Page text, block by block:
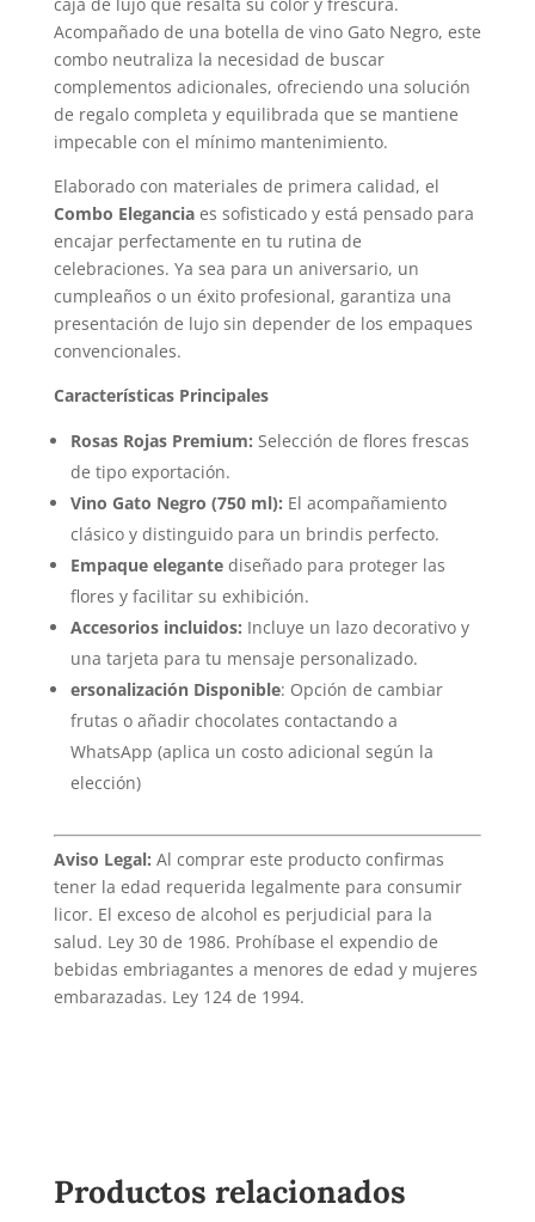
caja de lujo que resalta su color y frescura.
Acompañado de una botella de vino Gato Negro, este
combo neutraliza la necesidad de buscar
complementos adicionales, ofreciendo una solución
de regalo completa y equilibrada que se mantiene
impecable con el mínimo mantenimiento.
Elaborado con materiales de primera calidad, el
Combo Eleganciaes sofisticado y está pensado para
encajar perfectamente en tu rutina de
celebraciones. Ya sea para un aniversario, un
cumpleaños o un éxito profesional, garantiza una
presentación de lujo sin depender de los empaques
convencionales.
Características Principales
Rosas Rojas Premium: Selección de flores frescas
de tipo exportación.
Vino Gato Negro (750 ml): El acompañamiento
clásico y distinguido para un brindis perfecto.
Empaque elegantediseñado para proteger las
flores y facilitar su exhibición.
Accesorios incluidos: Incluye un lazo decorativo y
una tarjeta para tu mensaje personalizado.
ersonalización Disponible: Opción de cambiar
frutas o añadir chocolates contactando a
WhatsApp (aplica un costo adicional según la
elección)
Aviso Legal: Al comprar este producto confirmas
tener la edad requerida legalmente para consumir
licor. El exceso de alcohol es perjudicial para la
salud. Ley 30 de 1986. Prohíbase el expendio de
bebidas embriagantes a menores de edad y mujeres
embarazadas. Ley 124 de 1994.
Productos relacionados